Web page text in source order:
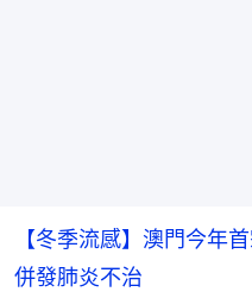
【冬季流感】澳門今
併發肺炎不治